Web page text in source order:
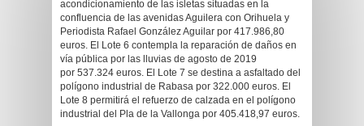
acondicionamiento de las isletas situadas en la
confluencia de las avenidas Aguilera con Orihuela y
Periodista Rafael González Aguilar por 417.986,80
euros. El Lote 6 contempla la reparación de daños en
vía pública por las lluvias de agosto de 2019
por 537.324 euros. El Lote 7 se destina a asfaltado del
polígono industrial de Rabasa por 322.000 euros. El
Lote 8 permitirá el refuerzo de calzada en el polígono
industrial del Pla de la Vallonga por 405.418,97 euros.